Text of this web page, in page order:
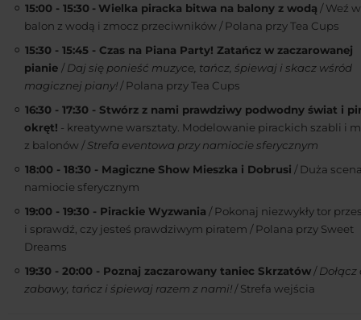
15:00 - 15:30 - Wielka piracka bitwa na balony z wodą / Weź
balon z wodą i zmocz przeciwników /Polana przy Tea Cups
15:30 - 15:45 - Czas na Piana Party! Zatańcz w zaczarowanej
pianie /Daj się ponieść muzyce, tańcz, śpiewaj i skacz wśród
magicznej piany! / Polana przy Tea Cups
16:30 - 17:30 - Stwórz z nami prawdziwy podwodny świat i
okręt! - kreatywne warsztaty. Modelowanie pirackich szabli i
z balonów /Strefa eventowa przy namiocie sferycznym
18:00 - 18:30 - Magiczne Show Mieszka i Dobrusi / Duża
namiocie sferycznym
19:00 - 19:30 - Pirackie Wyzwania / Pokonaj niezwykły tor
i sprawdź, czy jesteś prawdziwym piratem / Polana przy Sweet
Dreams
19:30 - 20:00 - Poznaj zaczarowany taniec Skrzatów /Dołącz
zabawy, tańcz i śpiewaj razem z nami! / Strefa wejścia